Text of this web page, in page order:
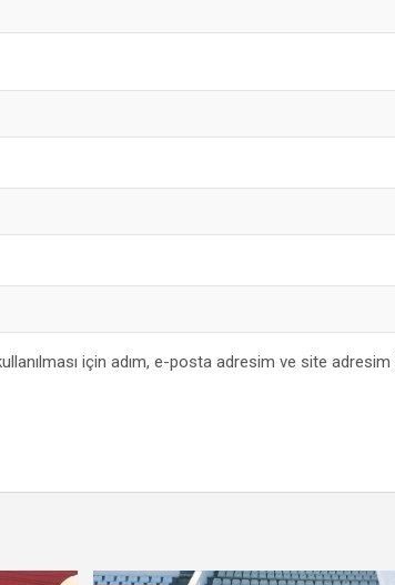
için adım, e-posta adresim ve site adresim